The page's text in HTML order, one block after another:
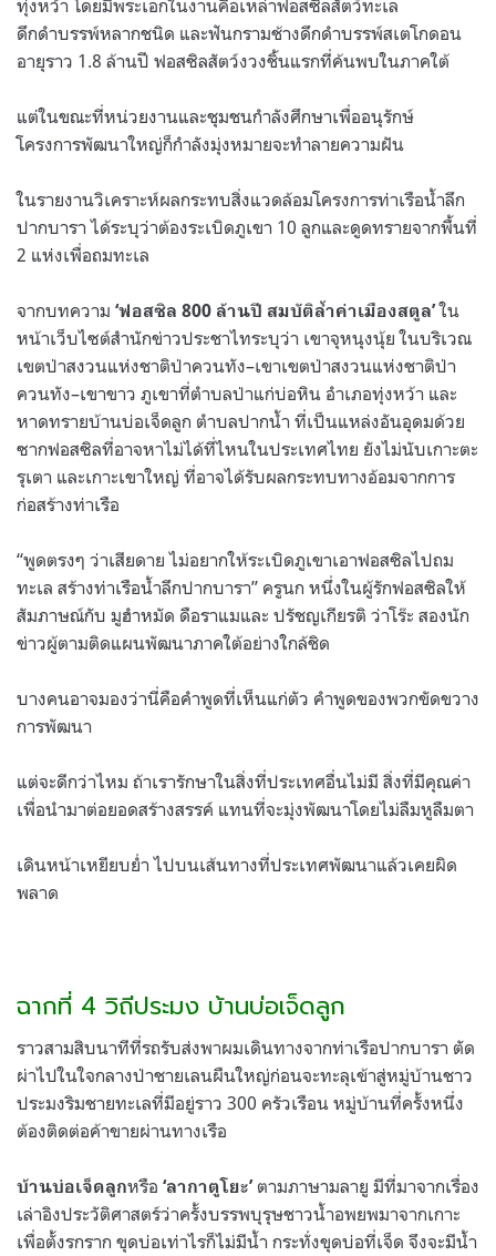
ทุ่งหว้า โดยมีพระเอกในงานคือเหล่าฟอสซิลสัตว์ทะเล
ดึกดำบรรพ์หลากชนิด และฟันกรามช้างดึกดำบรรพ์สเตโกดอน
อายุราว 1.8 ล้านปี ฟอสซิลสัตว์งวงชิ้นแรกที่ค้นพบในภาคใต้
แต่ในขณะที่หน่วยงานและชุมชนกำลังศึกษาเพื่ออนุรักษ์
โครงการพัฒนาใหญ่ก็กำลังมุ่งหมายจะทำลายความฝัน
ในรายงานวิเคราะห์ผลกระทบสิ่งแวดล้อมโครงการท่าเรือน้ำลึก
ปากบารา ได้ระบุว่าต้องระเบิดภูเขา 10 ลูกและดูดทรายจากพื้นที่
2 แห่งเพื่อถมทะเล
จากบทความ ‘ฟอสซิล 800 ล้านปี สมบัติล้ำค่าเมืองสตูล’ใน
หน้าเว็บไซต์สำนักข่าวประชาไทระบุว่า เขาจุหนุงนุ้ย ในบริเวณ
เขตป่าสงวนแห่งชาติป่าควนทัง–เขาเขตป่าสงวนแห่งชาติป่า
ควนทัง–เขาขาว ภูเขาที่ตำบลป่าแก่บ่อหิน อำเภอทุ่งหว้า และ
หาดทรายบ้านบ่อเจ็ดลูก ตำบลปากน้ำ ที่เป็นแหล่งอันอุดมด้วย
ซากฟอสซิลที่อาจหาไม่ได้ที่ไหนในประเทศไทย ยังไม่นับเกาะตะ
รุเตา และเกาะเขาใหญ่ ที่อาจได้รับผลกระทบทางอ้อมจากการ
ก่อสร้างท่าเรือ
“พูดตรงๆ ว่าเสียดาย ไม่อยากให้ระเบิดภูเขาเอาฟอสซิลไปถม
ทะเล สร้างท่าเรือน้ำลึกปากบารา” ครูนก หนึ่งในผู้รักฟอสซิลให้
สัมภาษณ์กับ มูฮำหมัด ดือราแมและ ปรัชญเกียรติ ว่าโร๊ะ สองนัก
ข่าวผู้ตามติดแผนพัฒนาภาคใต้อย่างใกล้ชิด
บางคนอาจมองว่านี่คือคำพูดที่เห็นแก่ตัว คำพูดของพวกขัดขวาง
การพัฒนา
แต่จะดีกว่าไหม ถ้าเรารักษาในสิ่งที่ประเทศอื่นไม่มี สิ่งที่มีคุณค่า
เพื่อนำมาต่อยอดสร้างสรรค์ แทนที่จะมุ่งพัฒนาโดยไม่ลืมหูลืมตา
เดินหน้าเหยียบย่ำ ไปบนเส้นทางที่ประเทศพัฒนาแล้วเคยผิด
พลาด
ฉากที่ 4 วิถีประมง บ้านบ่อเจ็ดลูก
ราวสามสิบนาทีที่รถรับส่งพาผมเดินทางจากท่าเรือปากบารา ตัด
ผ่าไปในใจกลางป่าชายเลนผืนใหญ่ก่อนจะทะลุเข้าสู่หมู่บ้านชาว
ประมงริมชายทะเลที่มีอยู่ราว 300 ครัวเรือน หมู่บ้านที่ครั้งหนึ่ง
ต้องติดต่อค้าขายผ่านทางเรือ
บ้านบ่อเจ็ดลูกหรือ ‘ลากาตูโยะ’ตามภาษามลายู มีที่มาจากเรื่อง
เล่าอิงประวัติศาสตร์ว่าครั้งบรรพบุรุษชาวน้ำอพยพมาจากเกาะ
เพื่อตั้งรกราก ขุดบ่อเท่าไรก็ไม่มีน้ำ กระทั่งขุดบ่อที่เจ็ด จึงจะมีน้ำ